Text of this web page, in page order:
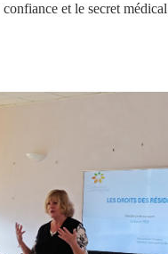
et le secret